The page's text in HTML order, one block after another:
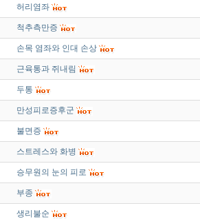
허리염좌
척추측만증
손목 염좌와 인대 손상
근육통과 쥐내림
두통
만성피로증후군
불면증
스트레스와 화병
승무원의 눈의 피로
부종
생리불순